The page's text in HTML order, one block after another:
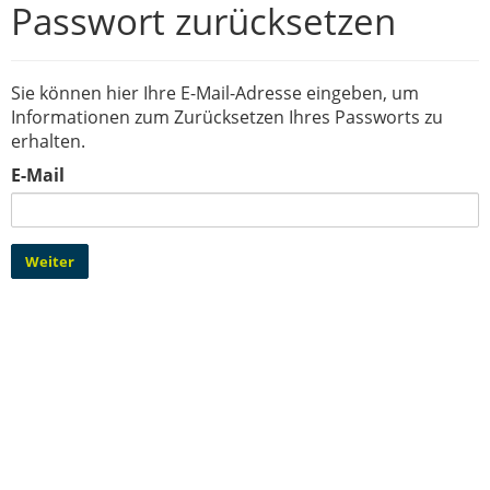
Start-Up Augsburg
Passwort zurücksetzen
Sie können hier Ihre E-Mail-Adresse eingeben, um
Informationen zum Zurücksetzen Ihres Passworts zu
erhalten.
E-Mail